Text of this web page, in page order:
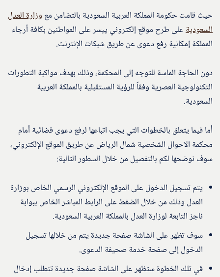
حيث قامت حكومة المملكة العربية السعودية بالتضامن مع وزارة العدل
السعوديةعلى طرح موقع إلكتروني ييسر على المواطنين بكافة أرجاء
المملكة إمكانية رفع دعوى عن طريق شبكات الإنترنت.
دون الحاجة الماسة للتوجه إلى المحكمة، وذلك بهدف مواكبة التطورات
التكنولوجية العصرية وفقاً للرؤية المستقبلية بالمملكة العربية
السعودية.
أما فيما يتعلق بالخطوات التي يجب اتباعها لرفع دعوى قضائية أمام
محكمة الاحوال الشخصية شمال الرياض عن طريق الموقع الإلكتروني،
سوف نوضحها لكم بالتفصيل من خلال السطور التالية:
يتم تسجيل الدخول على الموقع الإلكتروني الرسمي الخاص بوزارة
العدل وذلك من خلال الضغط على الرابط المباشر الخاص ببوابة
ناجز التابعة لوزارة العدل بالمملكة العربية السعودية.
سوف تظهر على الشاشة صفحة جديدة يتم من خلالها تسجيل
الدخول إلى صفحة خدمة صحيفة الدعوى.
في تلك الخطوة ستظهر على الشاشة صفحة جديدة تتطلب إدخال